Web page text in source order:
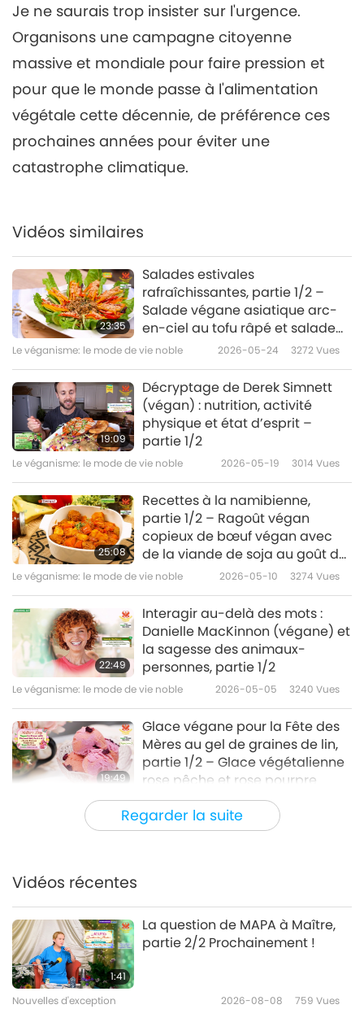
Je ne saurais trop insister sur l'urgence.
Organisons une campagne citoyenne
massive et mondiale pour faire pression et
pour que le monde passe à l'alimentation
végétale cette décennie, de préférence ces
prochaines années pour éviter une
catastrophe climatique.
Regarder la suite
Vidéos similaires
23:35
Salades estivales
rafraîchissantes, partie 1/2 –
Salade végane asiatique arc-
en-ciel au tofu râpé et salade
végane mexicaine au quinoa et
Le véganisme: le mode de vie noble 2026-05-24 3272Vues
19:09
Décryptage de Derek Simnett
(végan) : nutrition, activité
physique et état d’esprit –
partie 1/2
Le véganisme: le mode de vie noble 2026-05-19 3014 Vues
25:08
Recettes à la namibienne,
partie 1/2 – Ragoût végan
copieux de bœuf végan avec
de la viande de soja au goût de
bœuf et un chutney de papaye
Le véganisme: le mode de vie noble 2026-05-10 3274 Vues
22:49
Interagir au-delà des mots :
Danielle MacKinnon (végane) et
la sagesse des animaux-
personnes, partie 1/2
Le véganisme: le mode de vie noble 2026-05-05 3240 Vues
19:49
Glace végane pour la Fête des
Mères au gel de graines de lin,
partie 1/2 – Glace végétalienne
rose pêche et rose pourpre
Le véganisme: le mode de vie noble 2026-04-29
24:17
d’animaux-personnes à
Palitana, partie 1/2
23:57
Tortellinis italiens végans avec
Vidéos récentes
1:41
La question de MAPA à Maître,
partie 2/2 Prochainement !
Nouvelles d'exception 2026-08-08 759 Vues